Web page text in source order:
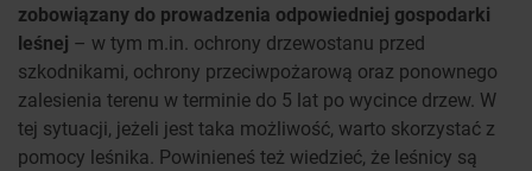
zobowiązany do prowadzenia odpowiedniej gospodarki
leśnej – w tym m.in. ochrony drzewostanu przed
szkodnikami, ochrony przeciwpożarową oraz ponownego
zalesienia terenu w terminie do 5 lat po wycince drzew. W
tej sytuacji, jeżeli jest taka możliwość, warto skorzystać z
pomocy leśnika. Powinieneś też wiedzieć, że leśnicy są